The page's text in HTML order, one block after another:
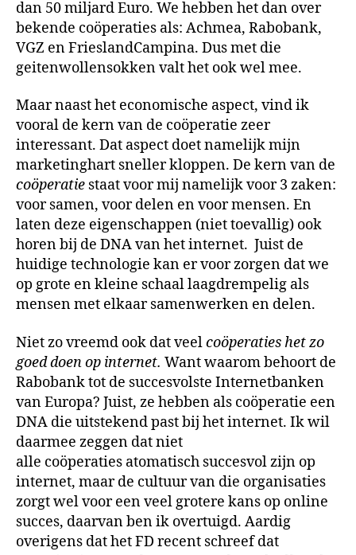
dan 50 miljard Euro. We hebben het dan over
bekende coöperaties als: Achmea, Rabobank,
VGZ en FrieslandCampina. Dus met die
geitenwollensokken valt het ook wel mee.
Maar naast het economische aspect, vind ik
vooral de kern van de coöperatie zeer
interessant. Dat aspect doet namelijk mijn
marketinghart sneller kloppen. De kern van de
coöperatie staat voor mij namelijk voor 3 zaken:
voor samen, voor delen en voor mensen. En
laten deze eigenschappen (niet toevallig) ook
horen bij de DNA van het internet. Juist de
huidige technologie kan er voor zorgen dat we
op grote en kleine schaal laagdrempelig als
mensen met elkaar samenwerken en delen.
Niet zo vreemd ook dat veelcoöperaties het zo
goed doen op internet. Want waarom behoort de
Rabobank tot de succesvolste Internetbanken
van Europa? Juist, ze hebben als coöperatie een
DNA die uitstekend past bij het internet. Ik wil
daarmee zeggen dat niet
alle coöperaties atomatisch succesvol zijn op
internet, maar de cultuur van die organisaties
zorgt wel voor een veel grotere kans op online
succes, daarvan ben ik overtuigd. Aardig
overigens dat het FD recent schreef dat